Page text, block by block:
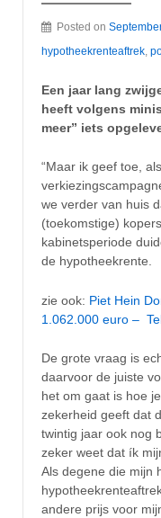
Posted on
hypotheekrenteaftrek
Een jaar lang
heeft volgens
meer” iets
“Maar ik geef toe,
we verder van huis
(toekomstige)
kabinetsperiode
de hypotheekrente.
zie ook: Piet Hein
1.062.000 euro –
De grote vraag is
daarvoor de juiste
het om gaat is hoe
zekerheid geeft dat
twintig jaar ook nog
zeker weet dat ík
Als degene die mijn
andere prijs voor